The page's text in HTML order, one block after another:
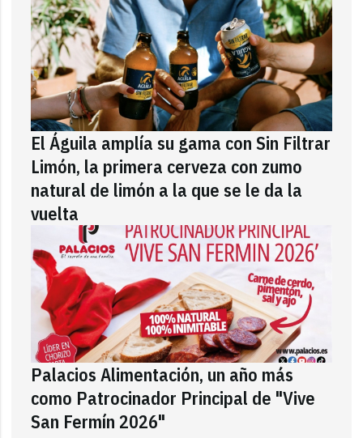
El Águila amplía su gama con Sin Filtrar
Limón, la primera cerveza con zumo
natural de limón a la que se le da la
vuelta
Palacios Alimentación, un año más
como Patrocinador Principal de "Vive
San Fermín 2026"